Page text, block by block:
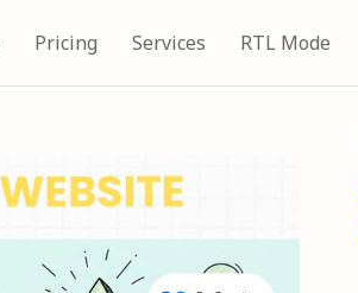
Pricing Services RTL Mode